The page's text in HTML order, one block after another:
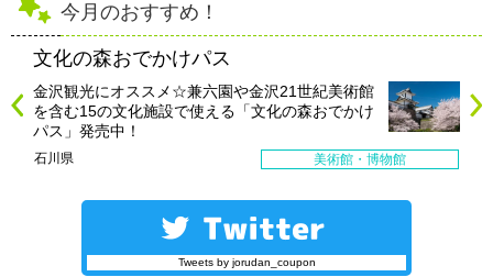
今月のおすすめ！
文化の森おでかけパス
金沢観光にオススメ☆兼六園や金沢21世紀美術館
を含む15の文化施設で使える「文化の森おでかけ
パス」発売中！
石川県 美術館・博物館
Tweets by jorudan_coupon